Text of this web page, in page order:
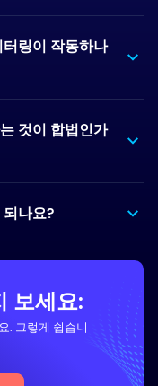
링이 작동하나
것이 합법인가
나요?
보세요:
. 그렇게 쉽습니